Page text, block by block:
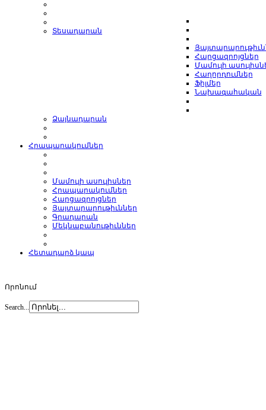
Տեսադարան
Հարցազրոյցներ
Մամուլի
Հաղորդումներ
Ֆիլմեր
Նախագահական
Ձայնադարան
Հրապարակումներ
Մամուլի ասուլիսներ
Հրապարակումներ
Հարցազրոյցներ
Յայտարարութիւններ
Գրադարան
Մեկնաբանութիւններ
Հետադարձ կապ
Որոնում
Search...